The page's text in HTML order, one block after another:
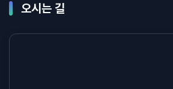
오시는 길